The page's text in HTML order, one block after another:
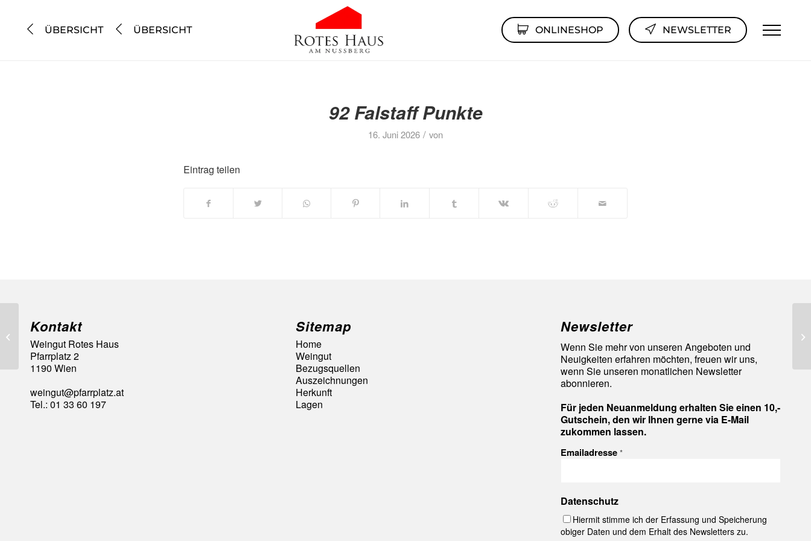
ÜBERSICHT ÜBERSICHT ONLINESHOP NEWSLETTER
92 Falstaff Punkte
16. Juni 2026 / von
Eintrag teilen
Kontakt
Weingut Rotes Haus
Pfarrplatz 2
1190 Wien
weingut@pfarrplatz.at
Tel.: 01 33 60 197
Sitemap
Home
Weingut
Bezugsquellen
Auszeichnungen
Herkunft
Lagen
Newsletter
Wenn Sie mehr von unseren Angeboten und
Neuigkeiten erfahren möchten, freuen wir uns,
wenn Sie unseren monatlichen Newsletter
abonnieren.
Für jeden Neuanmeldung erhalten Sie einen 10,-
Gutschein, den wir Ihnen gerne via E-Mail
zukommen lassen.
Emailadresse*
Datenschutz
Hiermit stimme ich der Erfassung und Speicherung
obiger Daten und dem Erhalt des Newsletters zu.